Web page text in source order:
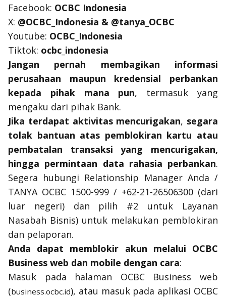
Facebook: OCBC Indonesia
X: @OCBC_Indonesia & @tanya_OCBC
Youtube: OCBC_Indonesia
Tiktok: ocbc_indonesia
Jangan pernah membagikan informasi
perusahaan maupun kredensial perbankan
kepada pihak mana pun, termasuk yang
mengaku dari pihak Bank.
Jika terdapat aktivitas mencurigakan, segara
tolak bantuan atas pemblokiran kartu atau
pembatalan transaksi yang mencurigakan,
hingga permintaan data rahasia perbankan.
Segera hubungi Relationship Manager Anda /
TANYA OCBC 1500-999 / +62-21-26506300 (dari
luar negeri) dan pilih #2 untuk Layanan
Nasabah Bisnis) untuk melakukan pemblokiran
dan pelaporan.
Anda dapat memblokir akun melalui OCBC
Business web dan mobile dengan cara:
Masuk pada halaman OCBC Business web
(business.ocbc.id), atau masuk pada aplikasi OCBC